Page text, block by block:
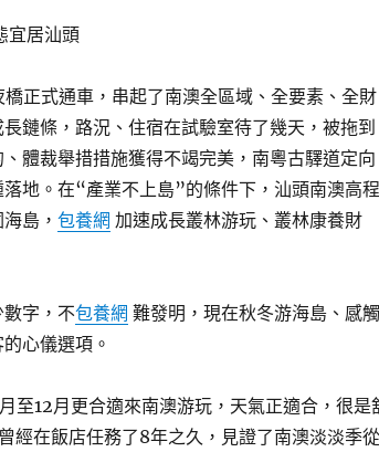
宜居汕頭
正式通車，串起了南澳全區域、全要素、全財
鏈條，路況、住宿在試驗室待了幾天，被拖到
體裁舉措措施獲得不竭完美，南粵古驛道定向
地。在“產業不上島”的條件下，汕頭南澳高程
島， 包養網 加速成長叢林游玩、叢林康養財
字，不包養網 難發明，現在秋冬游海島、感觸
心儀選項。
至12月更合適來南澳游玩，天氣正適合，很是
經在飯店任務了8年之久，見證了南澳淡淡季從